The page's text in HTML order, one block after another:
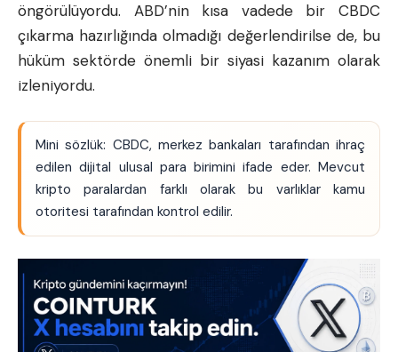
öngörülüyordu. ABD’nin kısa vadede bir CBDC
çıkarma hazırlığında olmadığı değerlendirilse de, bu
hüküm sektörde önemli bir siyasi kazanım olarak
izleniyordu.
Mini sözlük: CBDC, merkez bankaları tarafından ihraç
edilen dijital ulusal para birimini ifade eder. Mevcut
kripto paralardan farklı olarak bu varlıklar kamu
otoritesi tarafından kontrol edilir.